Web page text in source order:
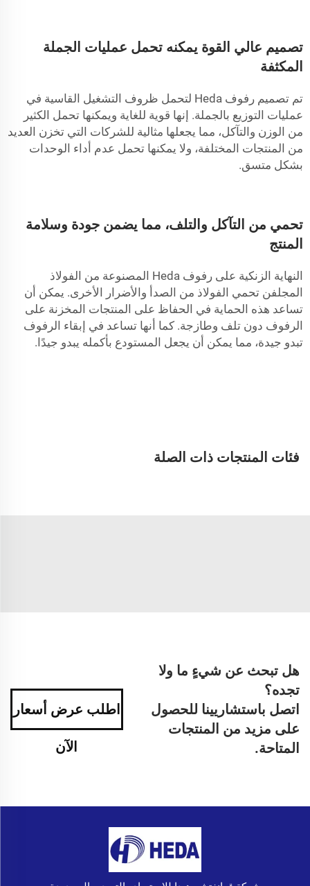
تصميم عالي القوة يمكنه تحمل عمليات الجملة
المكثفة
تم تصميم رفوف Heda لتحمل ظروف التشغيل القاسية في
عمليات التوزيع بالجملة. إنها قوية للغاية ويمكنها تحمل الكثير
من الوزن والتآكل، مما يجعلها مثالية للشركات التي تخزن العديد
من المنتجات المختلفة، ولا يمكنها تحمل عدم أداء الوحدات
بشكل متسق.
تحمي من التآكل والتلف، مما يضمن جودة وسلامة
المنتج
النهاية الزنكية على رفوف Heda المصنوعة من الفولاذ
المجلفن تحمي الفولاذ من الصدأ والأضرار الأخرى. يمكن أن
تساعد هذه الحماية في الحفاظ على المنتجات المخزنة على
الرفوف دون تلف وطازجة. كما أنها تساعد في إبقاء الرفوف
تبدو جيدة، مما يمكن أن يجعل المستودع بأكمله يبدو جيدًا.
فئات المنتجات ذات الصلة
هل تبحث عن شيءٍ ما ولا
تجده؟
اتصل باستشاريينا للحصول
على مزيد من المنتجات
المتاحة.
اطلب عرض أسعار
الآن